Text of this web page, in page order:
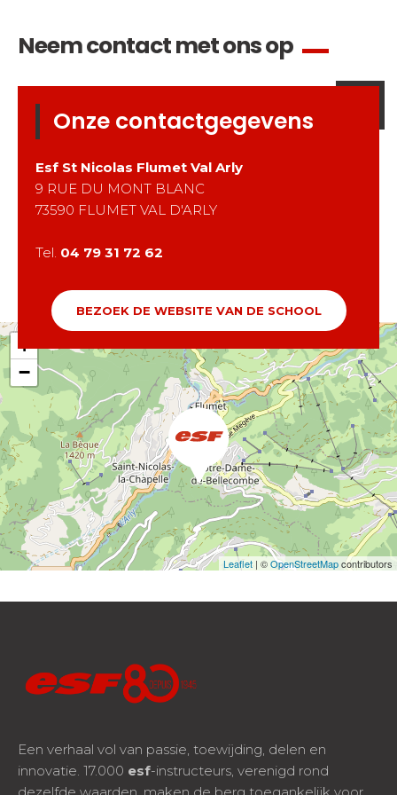
+
−
Leaflet | ©OpenStreetMapcontributors
Onze contactgegevens
Esf St Nicolas Flumet Val Arly
9 RUE DU MONT BLANC
73590 FLUMET VAL D'ARLY
Tel. 04 79 31 72 62
BEZOEK DE WEBSITE VAN DE SCHOOL
Neem contact met ons op
Een verhaal vol van passie, toewijding, delen en
innovatie. 17.000 esf-instructeurs, verenigd rond